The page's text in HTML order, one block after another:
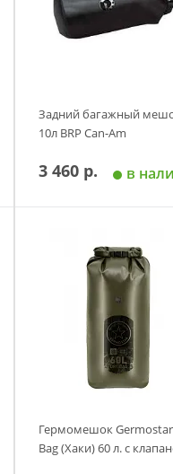
Задний багажный
10л BRP Can-Am
3 460 р. в
Гермомешок
Bag (Хаки) 60 л. с